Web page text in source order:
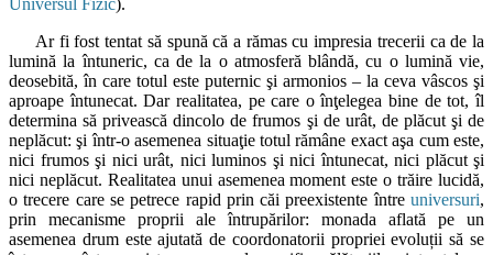
Ar fi fost tentat să spună că a rămas cu impresia trecerii ca de la
lumină la întuneric, ca de la o atmosferă blândă, cu o lumină vie,
deosebită, în care totul este puternic şi armonios – la ceva vâscos şi
aproape întunecat. Dar realitatea, pe care o înţelegea bine de tot, îl
determina să privească dincolo de frumos şi de urât, de plăcut şi de
neplăcut: şi într-o asemenea situaţie totul rămâne exact aşa cum este,
nici frumos şi nici urât, nici luminos şi nici întunecat, nici plăcut şi
nici neplăcut. Realitatea unui asemenea moment este o trăire lucidă,
o trecere care se petrece rapid prin căi preexistente între universuri,
prin mecanisme proprii ale întrupărilor: monada aflată pe un
asemenea drum este ajutată de coordonatorii propriei evoluții să se